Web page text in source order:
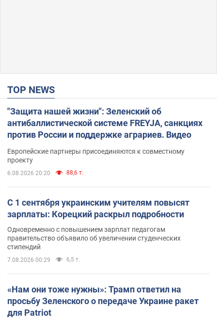
TOP NEWS
"Защита нашей жизни": Зеленский об
антибаллистической системе FREYJA, санкциях
против России и поддержке аграриев. Видео
Европейские партнеры присоединяются к совместному
проекту
6.08.2026 20:20 88,6 т.
С 1 сентября украинским учителям повысят
зарплаты: Корецкий раскрыл подробности
Одновременно с повышением зарплат педагогам
правительство объявило об увеличении студенческих
стипендий
7.08.2026 00:29 6,5 т.
«Нам они тоже нужны»: Трамп ответил на
просьбу Зеленского о передаче Украине ракет
для Patriot